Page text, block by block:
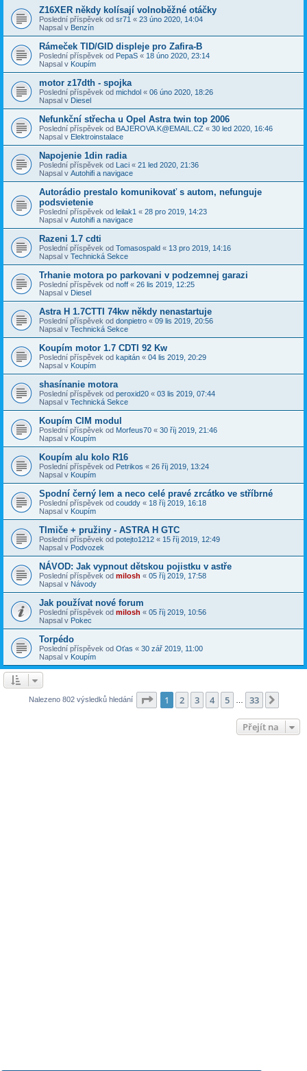
Z16XER někdy kolísají volnoběžné otáčky
Poslední příspěvek od sr71 « 23 úno 2020, 14:04
Napsal v Benzín
Rámeček TID/GID displeje pro Zafira-B
Poslední příspěvek od PepaS « 18 úno 2020, 23:14
Napsal v Koupím
motor z17dth - spojka
Poslední příspěvek od michdol « 06 úno 2020, 18:26
Napsal v Diesel
Nefunkční střecha u Opel Astra twin top 2006
Poslední příspěvek od BAJEROVA.K@EMAIL.CZ « 30 led 2020, 16:46
Napsal v Elektroinstalace
Napojenie 1din radia
Poslední příspěvek od Laci « 21 led 2020, 21:36
Napsal v Autohifi a navigace
Autorádio prestalo komunikovať s autom, nefunguje
podsvietenie
Poslední příspěvek od leilak1 « 28 pro 2019, 14:23
Napsal v Autohifi a navigace
Razeni 1.7 cdti
Poslední příspěvek od Tomasospald « 13 pro 2019, 14:16
Napsal v Technická Sekce
Trhanie motora po parkovani v podzemnej garazi
Poslední příspěvek od noff « 26 lis 2019, 12:25
Napsal v Diesel
Astra H 1.7CTTI 74kw někdy nenastartuje
Poslední příspěvek od donpietro « 09 lis 2019, 20:56
Napsal v Technická Sekce
Koupím motor 1.7 CDTI 92 Kw
Poslední příspěvek od kapitán « 04 lis 2019, 20:29
Napsal v Koupím
shasínanie motora
Poslední příspěvek od peroxid20 « 03 lis 2019, 07:44
Napsal v Technická Sekce
Koupím CIM modul
Poslední příspěvek od Morfeus70 « 30 říj 2019, 21:46
Napsal v Koupím
Koupím alu kolo R16
Poslední příspěvek od Petrikos « 26 říj 2019, 13:24
Napsal v Koupím
Spodní černý lem a neco celé pravé zrcátko ve stříbrné
Poslední příspěvek od couddy « 18 říj 2019, 16:18
Napsal v Koupím
Tlmiče + pružiny - ASTRA H GTC
Poslední příspěvek od potejto1212 « 15 říj 2019, 12:49
Napsal v Podvozek
NÁVOD: Jak vypnout dětskou pojistku v astře
Poslední příspěvek od milosh « 05 říj 2019, 17:58
Napsal v Návody
Jak používat nové forum
Poslední příspěvek od milosh « 05 říj 2019, 10:56
Napsal v Pokec
Torpédo
Poslední příspěvek od Oťas « 30 zář 2019, 11:00
Napsal v Koupím
Nalezeno 802 výsledků hledání Stránka z 33
1 2 3 4 5 33
Přejít na